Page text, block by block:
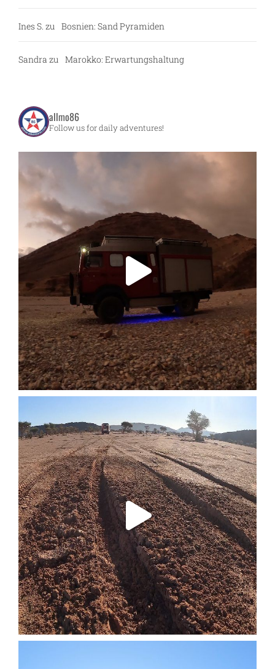
Ines S. zu Bosnien: Sand Pyramiden
Sandra zu Marokko: Erwartungshaltung
allmo86
Follow us for daily adventures!